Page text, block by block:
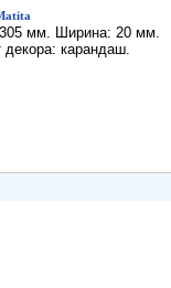
305 мм. Ширина: 20 мм.
карандаш.